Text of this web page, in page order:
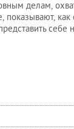
делам,
себе